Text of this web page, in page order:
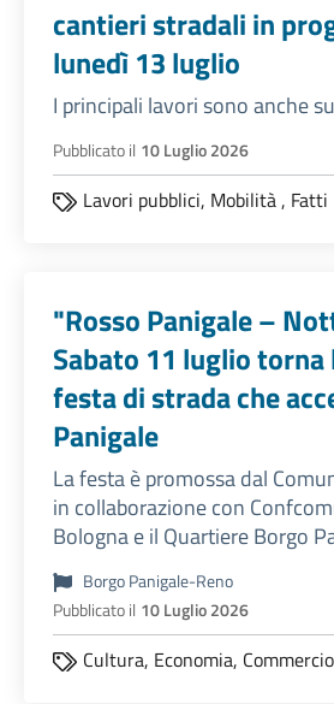
cantieri stradali in
lunedì 13 luglio
I principali lavori sono anche
Pubblicato il 10 Luglio 2026
Lavori pubblici, Mobilità, Fatti
"Rosso Panigale –
Sabato 11 luglio torna
festa di strada che
Panigale
La festa è promossa dal
in collaborazione con
Bologna e il Quartiere Borgo
Borgo Panigale-Reno
Pubblicato il 10 Luglio 2026
Cultura, Economia, Commercio